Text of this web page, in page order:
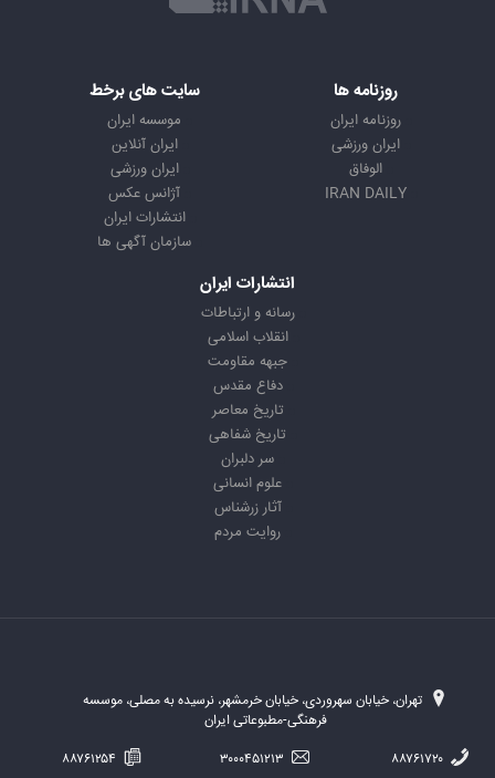
روزنامه ها
روزنامه ایران
ایران ورزشی
الوفاق
IRAN DAILY
سایت های برخط
موسسه ایران
ایران آنلاین
ایران ورزشی
آژانس عکس
انتشارات ایران
سازمان آگهی ها
انتشارات ایران
رسانه و ارتباطات
انقلاب اسلامی
جبهه مقاومت
دفاع مقدس
تاریخ معاصر
تاریخ شفاهی
سر دلبران
علوم انسانی
آثار زرشناس
روایت مردم
تهران، خیابان سهروردی، خیابان خرمشهر، نرسیده به مصلی، موسسه
فرهنگی-مطبوعاتی ایران